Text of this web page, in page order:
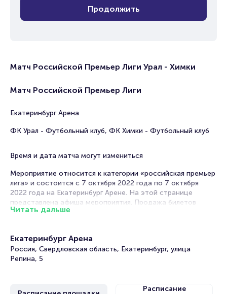
Продолжить
Матч Российской Премьер Лиги Урал - Химки
Матч Российской Премьер Лиги
Екатеринбург Арена
ФК Урал - Футбольный клуб, ФК Химки - Футбольный клуб
Время и дата матча могут измениться
Мероприятие относится к категории «российская премьер
лига» и состоится с 7 октября 2022 года по 7 октября
2022 года на Екатеринбург Арене. На этой странице
представлена афиша мероприятия. Продажа билетов
онлайн на нашем официальном сайте осуществляется без
Билеты на матч Российской Премьер Лиги Урал -
Химки
Читать дальше
Екатеринбург Арена
Россия, Свердловская область, Екатеринбург, улица
Репина, 5
Расписание